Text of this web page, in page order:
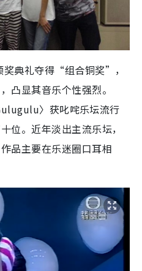
典礼夺得“组合铜奖”，
显其音乐个性强烈。
〉获叱咤乐坛流行
。近年淡出主流乐坛，
品主要在乐迷圈口耳相